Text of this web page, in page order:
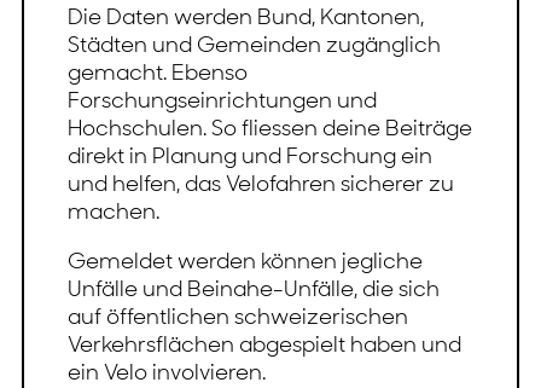
Die Daten werden Bund, Kantonen,
Städten und Gemeinden zugänglich
gemacht. Ebenso
Forschungseinrichtungen und
Hochschulen. So fliessen deine Beiträge
direkt in Planung und Forschung ein
und helfen, das Velofahren sicherer zu
machen.
Gemeldet werden können jegliche
Unfälle und Beinahe-Unfälle, die sich
auf öffentlichen schweizerischen
Verkehrsflächen abgespielt haben und
ein Velo involvieren.